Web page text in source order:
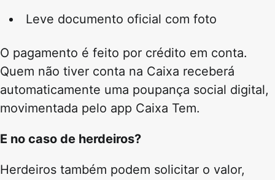
Leve documento oficial com foto
O pagamento é feito por crédito em conta.
Quem não tiver conta na Caixa receberá
automaticamente uma poupança social digital,
movimentada pelo app Caixa Tem.
E no caso de herdeiros?
Herdeiros também podem solicitar o valor,